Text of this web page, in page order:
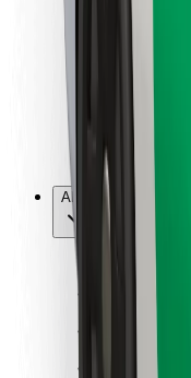
Per corrieri
Bolt Food
Per ristoranti
Bolt per le
Altro
Fornitori
Sicurezza